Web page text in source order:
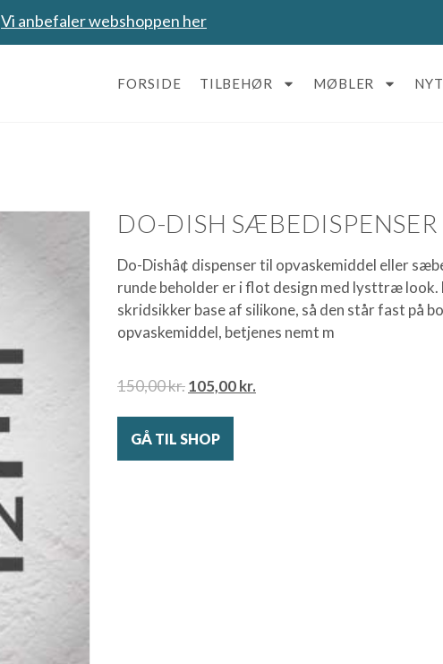
Vi anbefaler webshoppen her
FORSIDE TILBEHØR MØBLER
DO-DISH
Do-Dishâ¢ dispenser til opvaskemiddel eller
runde beholder er i flot design med lysttræ look.
skridsikker base af silikone, så den står fast på
opvaskemiddel, betjenes nemt m
150,00kr.105,00kr.
GÅ TIL SHOP